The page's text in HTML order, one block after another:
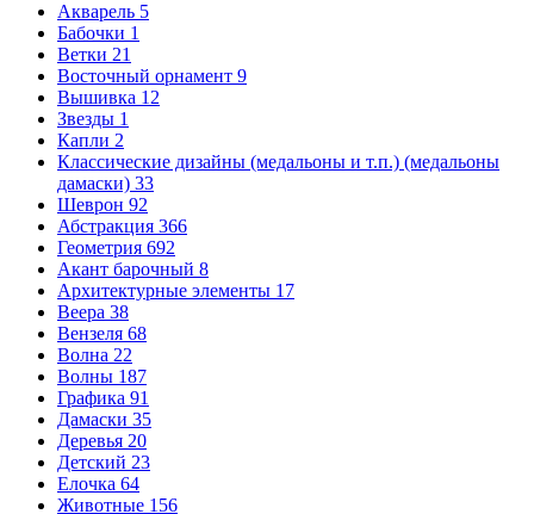
Акварель 5
Бабочки 1
Ветки 21
Восточный орнамент 9
Вышивка 12
Звезды 1
Капли 2
Классические дизайны (медальоны и т.п.) (медальоны
дамаски) 33
Шеврон 92
Абстракция 366
Геометрия 692
Акант барочный 8
Архитектурные элементы 17
Веера 38
Вензеля 68
Волна 22
Волны 187
Графика 91
Дамаски 35
Деревья 20
Детский 23
Елочка 64
Животные 156